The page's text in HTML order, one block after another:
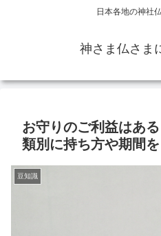
日本各地の神社
神さま仏さま
お守りのご利益はあ
類別に持ち方や期間
豆知識